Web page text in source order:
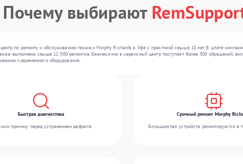
Почему выбирают
по ремонту и обслуживанию техники Morphy Richards в Уфе с практикой свыше 10 лет. В штате
выполнено свыше 12 000 ремонтов. Ежемесячно в сервисный центр поступает более 300 обращений,
современного оборудования.
Быстрая диагностика
причину перед устранением дефекта.
Срочный ремонт Morphy
Большинство устройств ремонтируются в